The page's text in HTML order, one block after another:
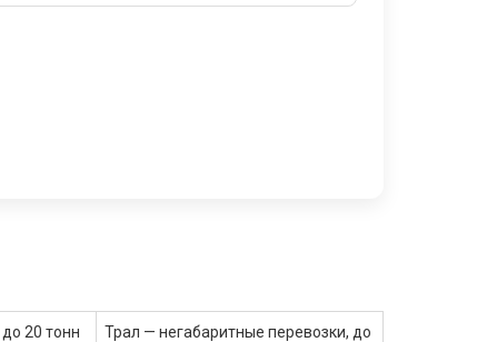
20 тонн
Трал — негабаритные перевозки, до